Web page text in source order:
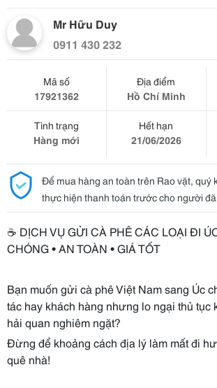
Mr Hữu Duy
0911 430 232
Mã số
17921362
Địa điểm
Hồ Chí Minh
Tình trạng
Hàng mới
Hết hạn
21/06/2026
Để mua hàng an toàn trên Rao vặt, quý
thực hiện thanh toán trước cho người
☕ DỊCH VỤ GỬI CÀ PHÊ CÁC LOẠI ĐI
CHÓNG • AN TOÀN • GIÁ TỐT
Bạn muốn gửi cà phê Việt Nam sang Úc
tác hay khách hàng nhưng lo ngại thủ tục
hải quan nghiêm ngặt?
Đừng để khoảng cách địa lý làm mất đi
quê nhà!